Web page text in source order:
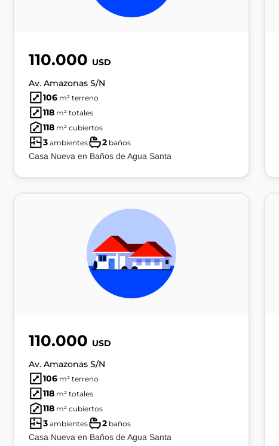
110.000 USD
Av. Amazonas S/N
106 m² terreno
118 m² totales
118 m² cubiertos
3 ambientes 2 baños
Casa Nueva en Baños de Agua Santa
110.000 USD
Av. Amazonas S/N
106 m² terreno
118 m² totales
118 m² cubiertos
3 ambientes 2 baños
Casa Nueva en Baños de Agua Santa